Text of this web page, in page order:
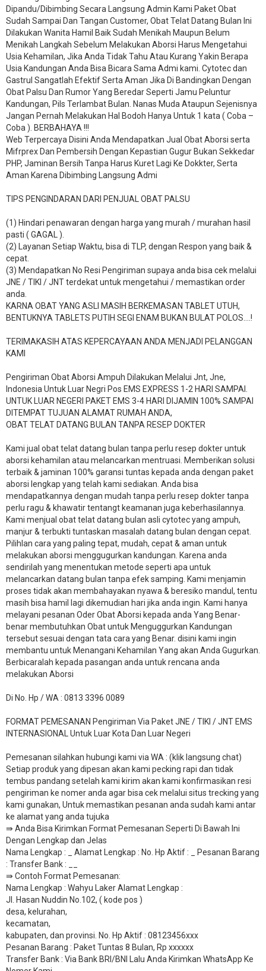
Dipandu/Dibimbing Secara Langsung Admin Kami Paket Obat
Sudah Sampai Dan Tangan Customer, Obat Telat Datang Bulan Ini
Dilakukan Wanita Hamil Baik Sudah Menikah Maupun Belum
Menikah Langkah Sebelum Melakukan Aborsi Harus Mengetahui
Usia Kehamilan, Jika Anda Tidak Tahu Atau Kurang Yakin Berapa
Usia Kandungan Anda Bisa Bicara Sama Admi kami. Cytotec dan
Gastrul Sangatlah Efektif Serta Aman Jika Di Bandingkan Dengan
Obat Palsu Dan Rumor Yang Beredar Seperti Jamu Peluntur
Kandungan, Pils Terlambat Bulan. Nanas Muda Ataupun Sejenisnya
Jangan Pernah Melakukan Hal Bodoh Hanya Untuk 1 kata ( Coba –
Coba ). BERBAHAYA !!!
Web Terpercaya Disini Anda Mendapatkan Jual Obat Aborsi serta
Mifrprex Dan Pembersih Dengan Kepastian Gugur Bukan Sekkedar
PHP, Jaminan Bersih Tanpa Harus Kuret Lagi Ke Dokkter, Serta
Aman Karena Dibimbing Langsung Admi
TIPS PENGINDARAN DARI PENJUAL OBAT PALSU
(1) Hindari penawaran dengan harga yang murah / murahan hasil
pasti ( GAGAL ).
(2) Layanan Setiap Waktu, bisa di TLP, dengan Respon yang baik &
cepat.
(3) Mendapatkan No Resi Pengiriman supaya anda bisa cek melalui
JNE / TIKI / JNT terdekat untuk mengetahui / memastikan order
anda.
KARNA OBAT YANG ASLI MASIH BERKEMASAN TABLET UTUH,
BENTUKNYA TABLETS PUTIH SEGI ENAM BUKAN BULAT POLOS….!
TERIMAKASIH ATAS KEPERCAYAAN ANDA MENJADI PELANGGAN
KAMI
Pengiriman Obat Aborsi Ampuh Dilakukan Melalui Jnt, Jne,
Indonesia Untuk Luar Negri Pos EMS EXPRESS 1-2 HARI SAMPAI.
UNTUK LUAR NEGERI PAKET EMS 3-4 HARI DIJAMIN 100% SAMPAI
DITEMPAT TUJUAN ALAMAT RUMAH ANDA,
OBAT TELAT DATANG BULAN TANPA RESEP DOKTER
Kami jual obat telat datang bulan tanpa perlu resep dokter untuk
aborsi kehamilan atau melancarkan mentruasi. Memberikan solusi
terbaik & jaminan 100% garansi tuntas kepada anda dengan paket
aborsi lengkap yang telah kami sediakan. Anda bisa
mendapatkannya dengan mudah tanpa perlu resep dokter tanpa
perlu ragu & khawatir tentangt keamanan juga keberhasilannya.
Kami menjual obat telat datang bulan asli cytotec yang ampuh,
manjur & terbukti tuntaskan masalah datang bulan dengan cepat.
Pilihlan cara yang paling tepat, mudah, cepat & aman untuk
melakukan aborsi menggugurkan kandungan. Karena anda
sendirilah yang menentukan metode seperti apa untuk
melancarkan datang bulan tanpa efek samping. Kami menjamin
proses tidak akan membahayakan nyawa & beresiko mandul, tentu
masih bisa hamil lagi dikemudian hari jika anda ingin. Kami hanya
melayani pesanan Oder Obat Aborsi kepada anda Yang Benar-
benar membutuhkan Obat untuk Menguggurkan Kandungan
tersebut sesuai dengan tata cara yang Benar. disini kami ingin
membantu untuk Menangani Kehamilan Yang akan Anda Gugurkan.
Berbicaralah kepada pasangan anda untuk rencana anda
melakukan Aborsi
Di No. Hp / WA : 0813 3396 0089
FORMAT PEMESANAN Pengiriman Via Paket JNE / TIKI / JNT EMS
INTERNASIONAL Untuk Luar Kota Dan Luar Negeri
Pemesanan silahkan hubungi kami via WA : (klik langsung chat)
Setiap produk yang dipesan akan kami pecking rapi dan tidak
tembus pandang setelah kami kirim akan kami konfirmasikan resi
pengiriman ke nomer anda agar bisa cek melalui situs trecking yang
kami gunakan, Untuk memastikan pesanan anda sudah kami antar
ke alamat yang anda tujuka
⇛ Anda Bisa Kirimkan Format Pemesanan Seperti Di Bawah Ini
Dengan Lengkap dan Jelas
Nama Lengkap : _ Alamat Lengkap : No. Hp Aktif : _ Pesanan Barang
: Transfer Bank : __
​⇛ Contoh Format Pemesanan:
Nama Lengkap : Wahyu Laker Alamat Lengkap :
Jl. Hasan Nuddin No.102, ( kode pos )
desa, kelurahan,
kecamatan,
kabupaten, dan provinsi. No. Hp Aktif : 08123456xxx
Pesanan Barang : Paket Tuntas 8 Bulan, Rp xxxxxx
​Transfer Bank : Via Bank BRI/BNI Lalu Anda Kirimkan WhatsApp Ke